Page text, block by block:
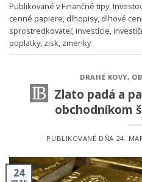
Publikované vFinančné tipy,
cenné papiere, dlhopisy, dlhové
sprostredkovateľ,investície,
poplatky, zisk, zmenky
DRAHÉ KOVY,
Zlato padá a
obchodníkom
PUBLIKOVANÉ DŇA 24.
24